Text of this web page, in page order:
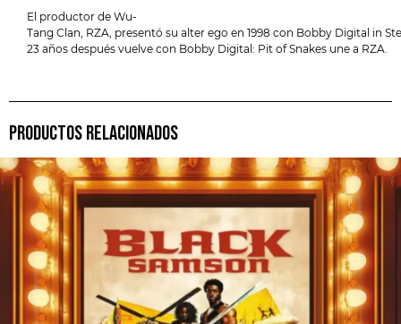
El productor de Wu-
Tang Clan, RZA, presentó su alter ego en 1998 con Bobby Digital in
23 años después vuelve con Bobby Digital: Pit of Snakes une a RZA.
PRODUCTOS RELACIONADOS